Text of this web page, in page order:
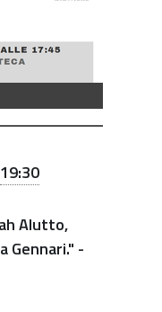
19:30
Alutto,
Gennari." -